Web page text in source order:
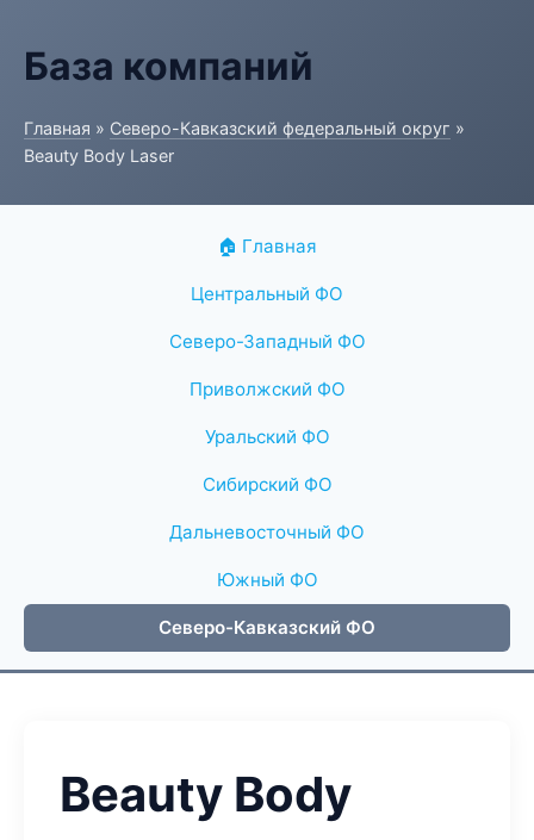
База компаний
Главная » Северо-Кавказский федеральный округ »
Beauty Body Laser
🏠 Главная
Центральный ФО
Северо-Западный ФО
Приволжский ФО
Уральский ФО
Сибирский ФО
Дальневосточный ФО
Южный ФО
Северо-Кавказский ФО
Beauty Body